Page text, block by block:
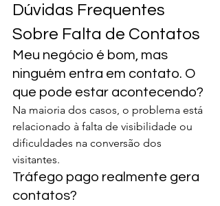
Dúvidas Frequentes
Sobre Falta de Contatos
Meu negócio é bom, mas
ninguém entra em contato. O
que pode estar acontecendo?
Na maioria dos casos, o problema está
relacionado à falta de visibilidade ou
dificuldades na conversão dos
visitantes.
Tráfego pago realmente gera
contatos?